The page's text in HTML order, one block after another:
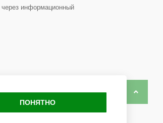
через информационный
ПОНЯТНО